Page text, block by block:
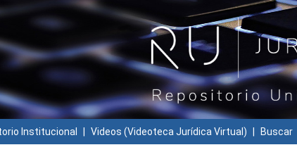
Institucional Videos (Videoteca Jurídica Virtual) Buscar